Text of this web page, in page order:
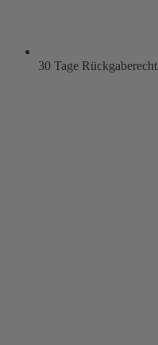
30 Tage Rückgaberecht